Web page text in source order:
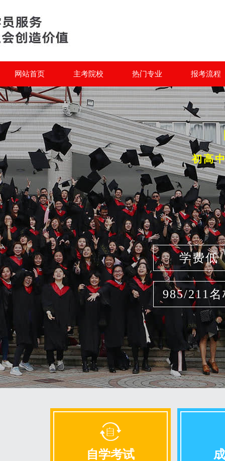
网站首页 主考院校 热门专业 报考流程
初高
学费低
985/211名
自学考试